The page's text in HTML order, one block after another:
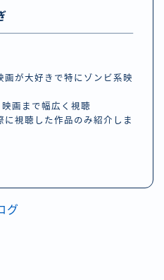
画が大好きで特にゾンビ系映
画まで幅広く視聴
に視聴した作品のみ紹介しま